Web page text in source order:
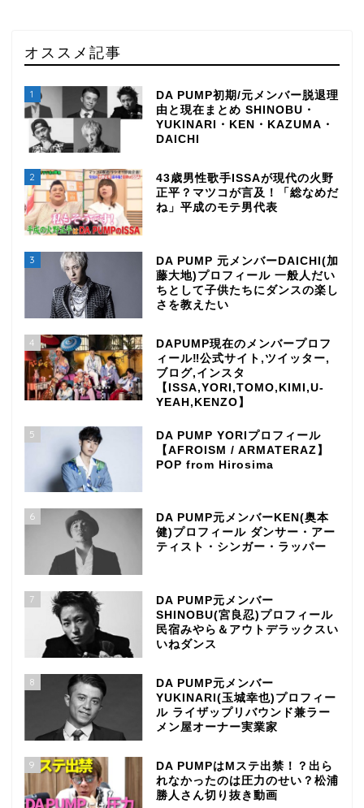
オススメ記事
1
DA PUMP初期/元メンバー脱退理
由と現在まとめ SHINOBU・
YUKINARI・KEN・KAZUMA・
DAICHI
2
43歳男性歌手ISSAが現代の火野
正平？マツコが言及！「総なめだ
ね」平成のモテ男代表
3
DA PUMP 元メンバーDAICHI(加
藤大地)プロフィール 一般人だい
ちとして子供たちにダンスの楽し
さを教えたい
4
DAPUMP現在のメンバープロフ
ィール‼公式サイト,ツイッター,
ブログ,インスタ
【ISSA,YORI,TOMO,KIMI,U-
YEAH,KENZO】
5
DA PUMP YORIプロフィール
【AFROISM / ARMATERAZ】
POP from Hirosima
6
DA PUMP元メンバーKEN(奥本
健)プロフィール ダンサー・アー
ティスト・シンガー・ラッパー
7
DA PUMP元メンバー
SHINOBU(宮良忍)プロフィール
民宿みやら＆アウトデラックスい
いねダンス
8
DA PUMP元メンバー
YUKINARI(玉城幸也)プロフィー
ル ライザップリバウンド兼ラー
メン屋オーナー実業家
9
DA PUMPはMステ出禁！？出ら
れなかったのは圧力のせい？松浦
勝人さん切り抜き動画